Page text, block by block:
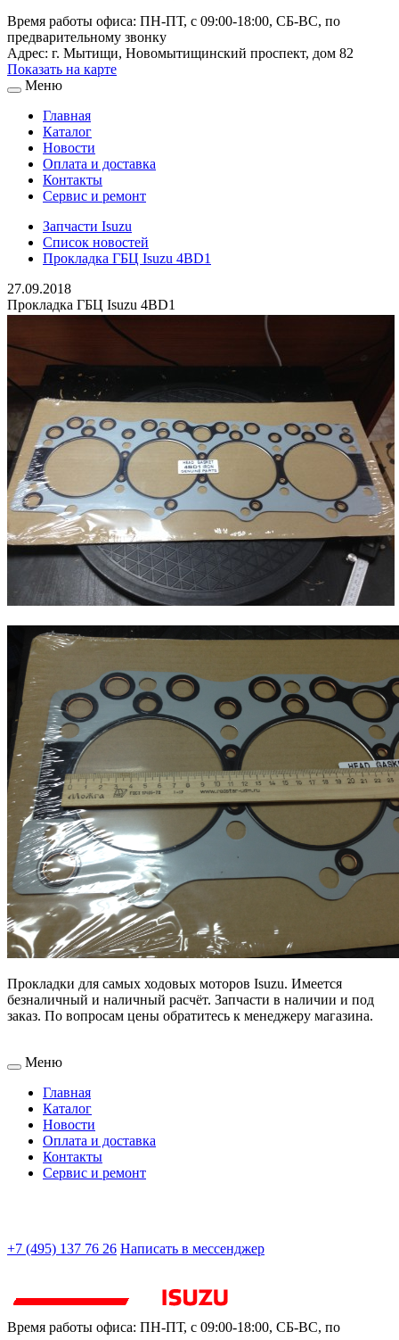
Время работы офиса: ПН-ПТ, с 09:00-18:00, СБ-ВС, по
предварительному звонку
Адрес: г. Мытищи, Новомытищинский проспект, дом 82
Показать на карте
Меню
Главная
Каталог
Новости
Оплата и доставка
Контакты
Сервис и ремонт
Запчасти Isuzu
Список новостей
Прокладка ГБЦ Isuzu 4BD1
27.09.2018
Прокладка ГБЦ Isuzu 4BD1
Прокладки для самых ходовых моторов Isuzu. Имеется
безналичный и наличный расчёт. Запчасти в наличии и под
заказ. По вопросам цены обратитесь к менеджеру магазина.
Меню
Главная
Каталог
Новости
Оплата и доставка
Контакты
Сервис и ремонт
+7 (495) 137 76 26 Написать в мессенджер
Время работы офиса: ПН-ПТ, с 09:00-18:00, СБ-ВС, по